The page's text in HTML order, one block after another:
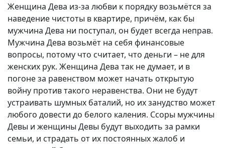
Женщина Дева из-за любви к порядку возьмётся за
наведение чистоты в квартире, причём, как бы
мужчина Дева ни поступал, он будет всегда неправ.
Мужчина Дева возьмёт на себя финансовые
вопросы, потому что считает, что деньги – не для
женских рук. Женщина Дева так не думает, и в
погоне за равенством может начать открытую
войну против такого неравенства. Они не будут
устраивать шумных баталий, но их занудство может
любого довести до белого каления. Ссоры мужчины
Девы и женщины Девы будут выходить за рамки
семьи, и страдать от их постоянных жалоб и